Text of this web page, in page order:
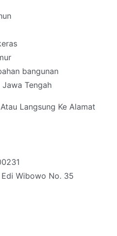
bangunan
Tengah
Langsung Ke Alamat
Wibowo No. 35